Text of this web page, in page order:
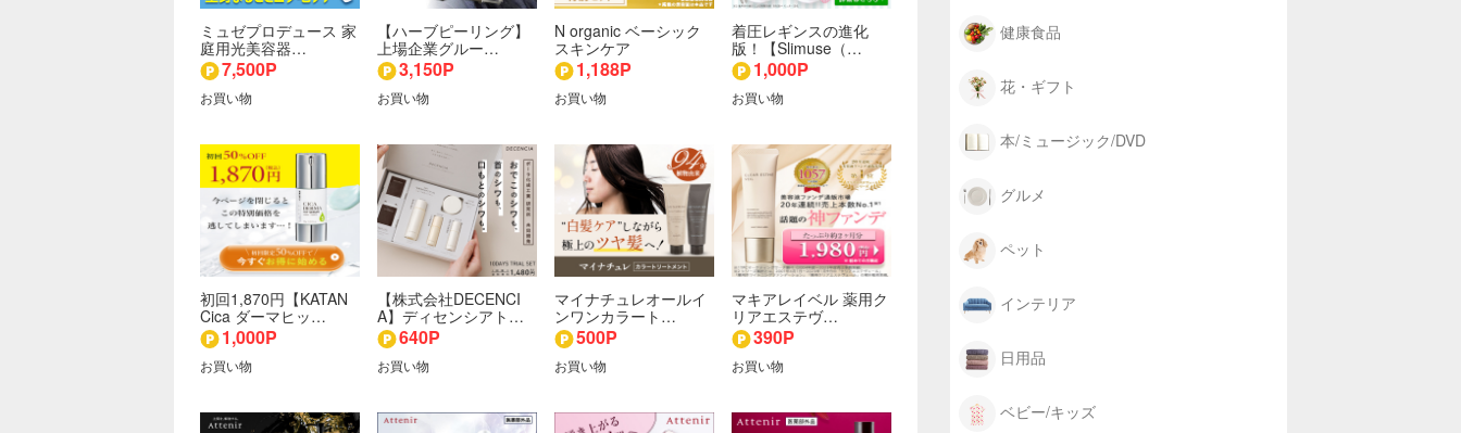
ミュゼプロデュース 家
庭用光美容器…
7,500P
お買い物
【ハーブピーリング】
上場企業グルー…
3,150P
お買い物
N organic ベーシック
スキンケア
1,188P
お買い物
着圧レギンスの進化
版！【Slimuse（…
1,000P
お買い物
初回1,870円【KATAN
Cica ダーマヒッ…
1,000P
お買い物
【株式会社DECENCI
A】ディセンシアト…
640P
お買い物
マイナチュレオールイ
ンワンカラート…
500P
お買い物
マキアレイベル 薬用ク
リアエステヴ…
390P
お買い物
健康食品
花・ギフト
本/ミュージック/DVD
グルメ
ペット
インテリア
日用品
ベビー/キッズ